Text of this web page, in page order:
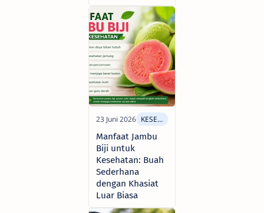
Manfaat Jambu
Biji untuk
Kesehatan: Buah
Sederhana
dengan Khasiat
Luar Biasa